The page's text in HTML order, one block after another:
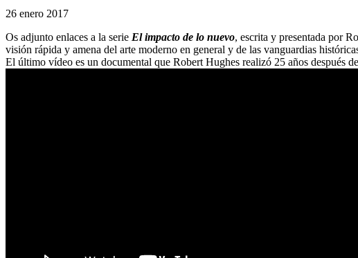
26 enero 2017
Os adjunto enlaces a la serie El impacto de lo nuevo, escrita y presentada por
visión rápida y amena del arte moderno en general y de las vanguardias
El último vídeo es un documental que Robert Hughes realizó 25 años después